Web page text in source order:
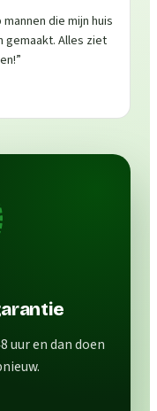
die mijn huis
gemaakt. Alles ziet
”
uur en dan doen